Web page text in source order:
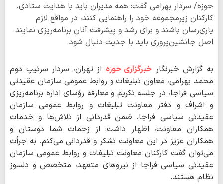
حوزه/ سردار بهرامی گفت: همه مدیران باید با هدایت ستادی،
کارکنان زیرمجموعه خود را راهنمایی کنند، در مواقع لازم
یاری‌رسان باشند و برای رشد و پیشرفت آنان برنامه‌ریزی نمایند.
اصل جانشین‌پروری باید با جدیت دنبال شود.
به گزارش خبرنگار خبرگزاری حوزه از تهران، سردار سرتیپ دوم
محمد بهرامی، معاون تبلیغات و روابط عمومی سازمان عقیدتی
سیاسی فراجا، در جلسه تکریم و معارفه رؤسای اداره برنامه‌ریزی
و اشراف و دفتر معاونت تبلیغات و روابط عمومی سازمان
عقیدتی سیاسی فراجا، ضمن قدردانی از تلاش‌ها و خدمات
همکاران معاونت، اظهار داشت: از زحمات شما دوستان و
همکاران عزیز در این معاونت تشکر و قدردانی می‌کنم. به جرأت
می‌توان گفت کارکنان معاونت تبلیغات و روابط عمومی سازمان
عقیدتی سیاسی فراجا از نیروهای متعهد، متخصص و دلسوز
نظام هستند.